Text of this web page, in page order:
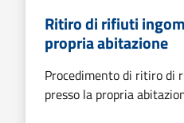
Ritiro di rifiuti
propria abitazione
Procedimento di ritiro di
presso la propria